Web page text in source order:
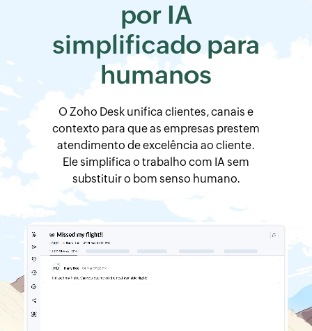
por IA
simplificado para
humanos
O Zoho Desk unifica clientes, canais e
contexto para que as empresas prestem
atendimento de excelência ao cliente.
Ele simplifica o trabalho com IA sem
substituir o bom senso humano.